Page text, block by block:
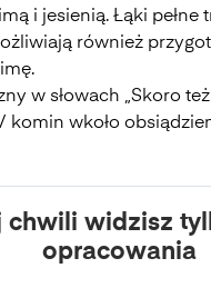
i jesienią. Łąki pełne
również
w słowach „Skoro
komin wkoło
chwili widzisz
opracowania